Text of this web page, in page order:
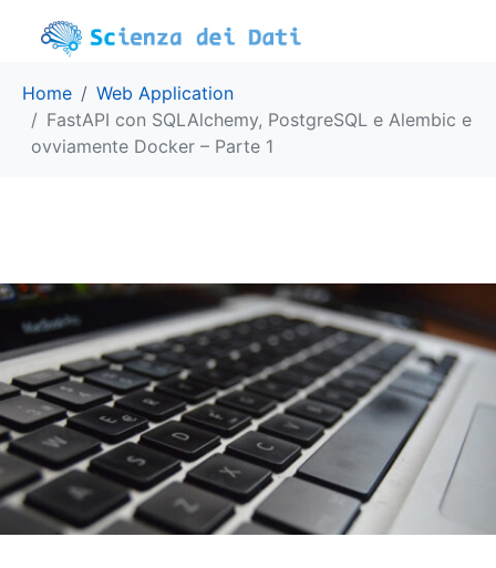
Home
Web Application
FastAPI con SQLAlchemy, PostgreSQL e Alembic e
ovviamente Docker – Parte 1